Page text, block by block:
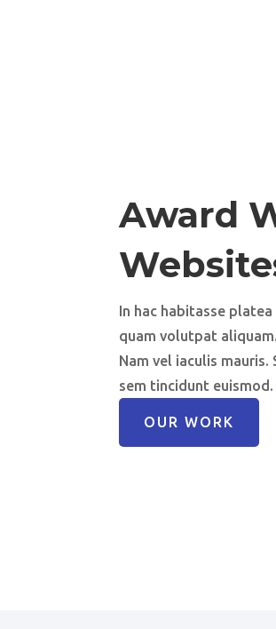
Award
In hac habitasse
quam volutpat
Nam vel iaculis
sem tincidunt euismod.
OUR WORK